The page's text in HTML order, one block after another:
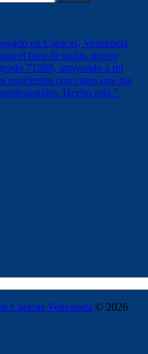
Caracas Venezuela © 2026